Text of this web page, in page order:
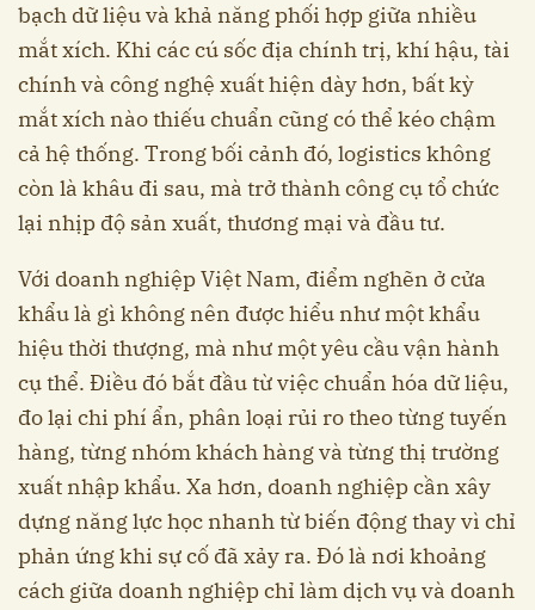
bạch dữ liệu và khả năng phối hợp giữa nhiều
mắt xích. Khi các cú sốc địa chính trị, khí hậu, tài
chính và công nghệ xuất hiện dày hơn, bất kỳ
mắt xích nào thiếu chuẩn cũng có thể kéo chậm
cả hệ thống. Trong bối cảnh đó, logistics không
còn là khâu đi sau, mà trở thành công cụ tổ chức
lại nhịp độ sản xuất, thương mại và đầu tư.
Với doanh nghiệp Việt Nam, điểm nghẽn ở cửa
khẩu là gì không nên được hiểu như một khẩu
hiệu thời thượng, mà như một yêu cầu vận hành
cụ thể. Điều đó bắt đầu từ việc chuẩn hóa dữ liệu,
đo lại chi phí ẩn, phân loại rủi ro theo từng tuyến
hàng, từng nhóm khách hàng và từng thị trường
xuất nhập khẩu. Xa hơn, doanh nghiệp cần xây
dựng năng lực học nhanh từ biến động thay vì chỉ
phản ứng khi sự cố đã xảy ra. Đó là nơi khoảng
cách giữa doanh nghiệp chỉ làm dịch vụ và doanh